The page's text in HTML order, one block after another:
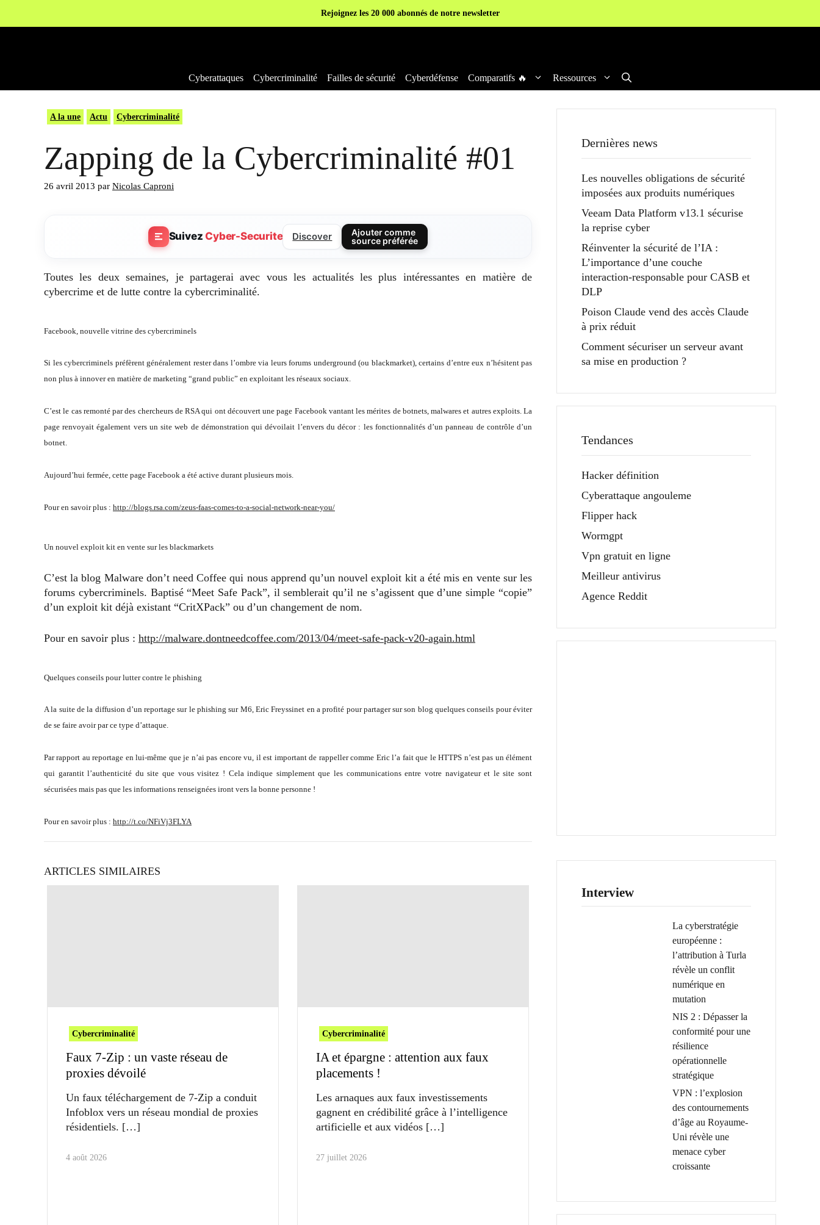
Rejoignez les 20 000 abonnés de notre newsletter
Cyberattaques Cybercriminalité Failles de sécurité Cyberdéfense Comparatifs 🔥 Ressources
A la une Actu Cybercriminalité
Zapping de la Cybercriminalité #01
26 avril 2013 par Nicolas Caproni
SuivezCyber-Securite Discover
Ajouter comme
source préférée
Toutes les deux semaines, je partagerai avec vous les actualités les plus intéressantes en matière de
cybercrime et de lutte contre la cybercriminalité.
Facebook, nouvelle vitrine des cybercriminels
Si les cybercriminels préfèrent généralement rester dans l’ombre via leurs forums underground (ou blackmarket), certains d’entre eux n’hésitent pas
non plus à innover en matière de marketing “grand public” en exploitant les réseaux sociaux.
C’est le cas remonté par des chercheurs de RSA qui ont découvert une page Facebook vantant les mérites de botnets, malwares et autres exploits. La
page renvoyait également vers un site web de démonstration qui dévoilait l’envers du décor : les fonctionnalités d’un panneau de contrôle d’un
botnet.
Aujourd’hui fermée, cette page Facebook a été active durant plusieurs mois.
Pour en savoir plus : http://blogs.rsa.com/zeus-faas-comes-to-a-social-network-near-you/
Un nouvel exploit kit en vente sur les blackmarkets
C’est la blog Malware don’t need Coffee qui nous apprend qu’un nouvel exploit kit a été mis en vente sur les
forums cybercriminels. Baptisé “Meet Safe Pack”, il semblerait qu’il ne s’agissent que d’une simple “copie”
d’un exploit kit déjà existant “CritXPack” ou d’un changement de nom.
Pour en savoir plus : http://malware.dontneedcoffee.com/2013/04/meet-safe-pack-v20-again.html
Quelques conseils pour lutter contre le phishing
A la suite de la diffusion d’un reportage sur le phishing sur M6, Eric Freyssinet en a profité pour partager sur son blog quelques conseils pour éviter
de se faire avoir par ce type d’attaque.
Par rapport au reportage en lui-même que je n’ai pas encore vu, il est important de rappeller comme Eric l’a fait que le HTTPS n’est pas un élément
qui garantit l’authenticité du site que vous visitez ! Cela indique simplement que les communications entre votre navigateur et le site sont
sécurisées mais pas que les informations renseignées iront vers la bonne personne !
Pour en savoir plus : http://t.co/NFiVj3FLYA
ARTICLES SIMILAIRES
Cybercriminalité
Faux 7-Zip : un vaste réseau de
proxies dévoilé
Un faux téléchargement de 7-Zip a conduit
Infoblox vers un réseau mondial de proxies
résidentiels.
4 août 2026
Cybercriminalité
IA et épargne : attention aux faux
placements !
Les arnaques aux faux investissements
gagnent en crédibilité grâce à l’intelligence
artificielle et aux vidéos
27 juillet 2026
Dernières news
Les nouvelles obligations de sécurité
imposées aux produits numériques
Veeam Data Platform v13.1 sécurise
la reprise cyber
Réinventer la sécurité de l’IA :
L’importance d’une couche
interaction-responsable pour CASB et
DLP
Poison Claude vend des accès Claude
à prix réduit
Comment sécuriser un serveur avant
sa mise en production ?
Tendances
Hacker définition
Cyberattaque angouleme
Flipper hack
Wormgpt
Vpn gratuit en ligne
Meilleur antivirus
Agence Reddit
Interview
La cyberstratégie
européenne :
l’attribution à Turla
révèle un conflit
numérique en
mutation
NIS 2 : Dépasser la
conformité pour une
résilience
opérationnelle
stratégique
VPN : l’explosion
des contournements
d’âge au Royaume-
Uni révèle une
menace cyber
croissante